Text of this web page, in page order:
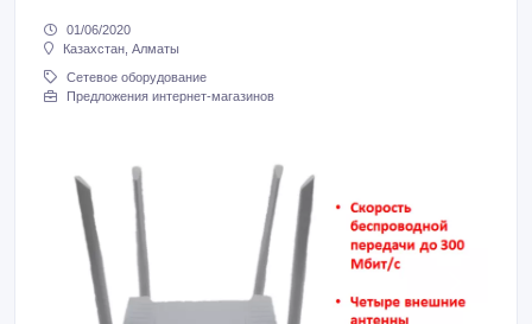
01/06/2020
Казахстан, Алматы
Сетевое оборудование
Предложения интернет-магазинов